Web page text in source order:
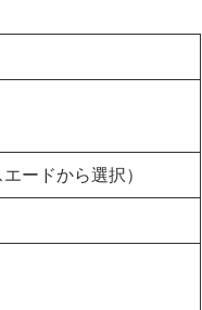
ードから選択）